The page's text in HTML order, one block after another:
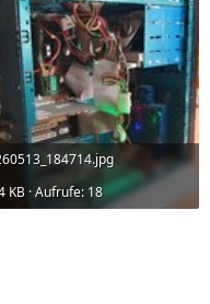
KB · Aufrufe: 18